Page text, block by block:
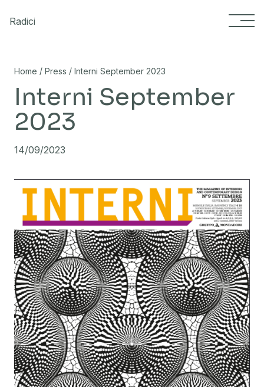
Radici
Home / Press / Interni September 2023
Interni September
2023
14/09/2023